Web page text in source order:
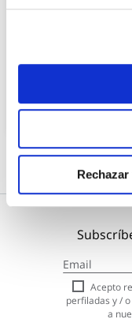
a
nuestro
boletín
de
Acepto
perfiladas y /
a